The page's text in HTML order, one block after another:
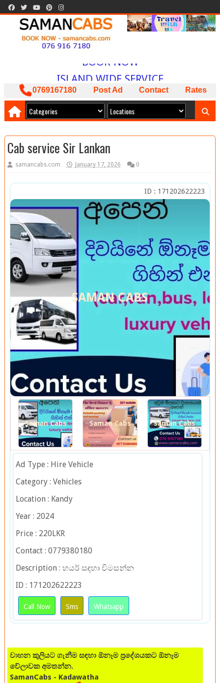
WELCOME TO
SAMAN CABS
ISLAND WIDE SERVICE
PACKAGES AVAILABLE
ඔබට අවශ්‍ය කාර් ලොරි බස් අඩුම මිලට
අපෙන් !
0769167180 Post Ad Contact Rates
Cab service Sir Lankan
samancabs.com January 17, 2026 0
ID : 171202622223
SAMAN CABS
Saman Cabs Saman Cabs Saman Cabs
Ad Type : Hire Vehicle
Category : Vehicles
Location : Kandy
Year : 2024
Price : 220LKR
Contact : 0779380180
Description : හයර් සඳහා විමසන්න
ID : 171202622223
Call Now Sms Whatsapp
වාහන කුලියට ගැනීම සඳහා ඕනෑම ප්‍රදේශයකට ඕනෑම
වේලාවක අමතන්න.
SamanCabs - Kadawatha